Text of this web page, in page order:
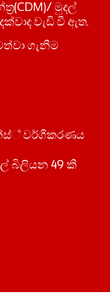
මුදල්
වැඩි වී ඇත.
ගැනීම
වර්ගීකරණය
බිලියන 49 කි